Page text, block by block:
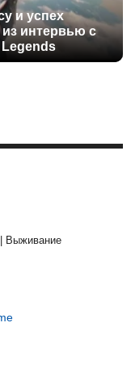
и успех
интервью с
Legends
Выживание